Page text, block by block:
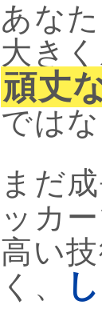
あな
大き
頑丈
では
まだ
ッカ
高い
く、